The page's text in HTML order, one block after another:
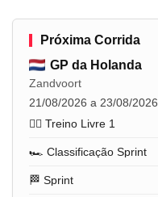
Próxima Corrida
GP da Holanda
Zandvoort
21/08/2026 a 23/08/2026
🏋️‍♂️ Treino Livre 1
🏎️ Classificação Sprint
🏁 Sprint